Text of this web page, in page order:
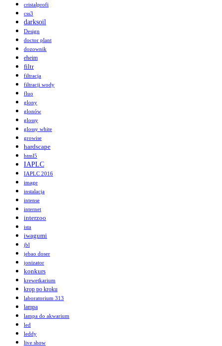
cristalprofi
css3
darksoil
Design
doctor plant
dozownik
eheim
filtr
filtracja
filtracji wody
fluo
glony
glonów
glossy
glossy white
growise
hardscape
html5
IAPLC
IAPLC 2016
image
instalacja
intense
internet
interzoo
ista
iwagumi
jbl
jebao doser
jonizator
konkurs
krewetkarium
krop po kroku
laboratorium 313
lampa
lampa do akwarium
led
leddy
live show